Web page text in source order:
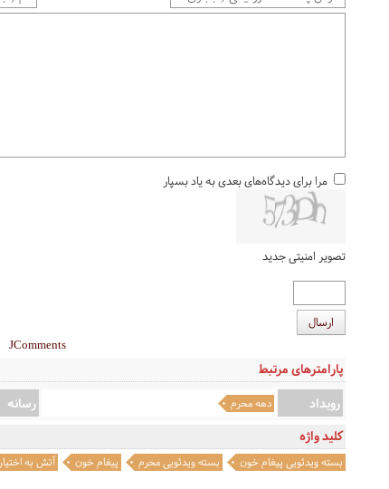
کلید واژه
بسته ویدئویی پیغام خون بسته ویدئویی محرم پیغام خون آتش به اختیار
پارامترهای مرتبط
رویداد دهه محرم رسانه
مرا برای دیدگاه‌های بعدی به یاد بسپار
تصویر امنیتی جدید
ارسال
JComments